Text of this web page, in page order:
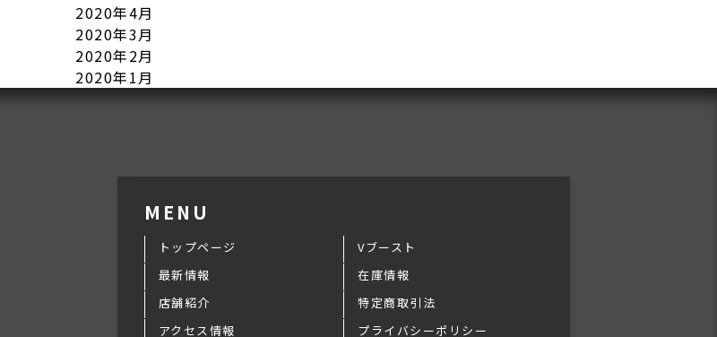
2020年4月
2020年3月
2020年2月
2020年1月
MENU
トップページ
最新情報
店舗紹介
アクセス情報
Vブースト
在庫情報
特定商取引法
プライバシーポリシー